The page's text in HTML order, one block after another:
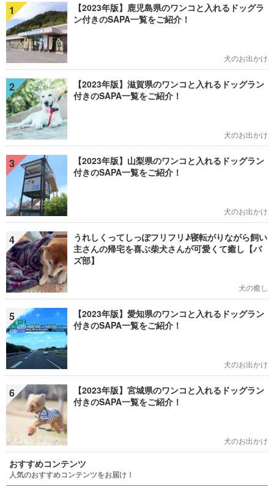
1
【2023年版】鹿児島県のワンコと入れるドッグラ
ン付きのSAPA一覧をご紹介！
犬のお出かけ
2
【2023年版】滋賀県のワンコと入れるドッグラン
付きのSAPA一覧をご紹介！
犬のお出かけ
3
【2023年版】山梨県のワンコと入れるドッグラン
付きのSAPA一覧をご紹介！
犬のお出かけ
4
うれしくってしっぽフリフリ♪寝転がりながら飼い
主さんの帰宅を喜ぶ柴犬さんが可愛くて癒し【バ
ズ部】
犬の癒し
5
【2023年版】愛知県のワンコと入れるドッグラン
付きのSAPA一覧をご紹介！
犬のお出かけ
6
【2023年版】宮城県のワンコと入れるドッグラン
付きのSAPA一覧をご紹介！
犬のお出かけ
おすすめコンテンツ
人気のおすすめコンテンツをお届け！